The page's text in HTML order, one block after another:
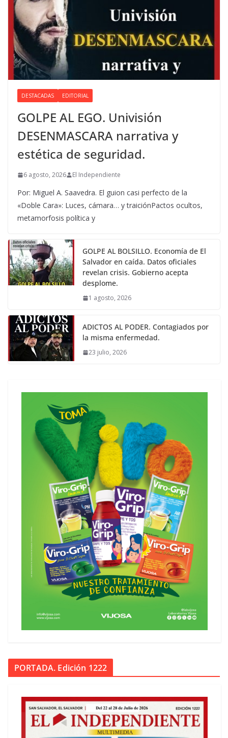
DESTACADAS EDITORIAL
GOLPE AL EGO. Univisión
DESENMASCARA narrativa y
estética de seguridad.
6 agosto, 2026 El Independiente
Por: Miguel A. Saavedra. El guion casi perfecto de la
«Doble Cara»: Luces, cámara… y traiciónPactos ocultos,
metamorfosis política y
GOLPE AL BOLSILLO. Economía de El
Salvador en caída. Datos oficiales
revelan crisis. Gobierno acepta
desplome.
1 agosto, 2026
ADICTOS AL PODER. Contagiados por
la misma enfermedad.
23 julio, 2026
PORTADA. Edición 1222